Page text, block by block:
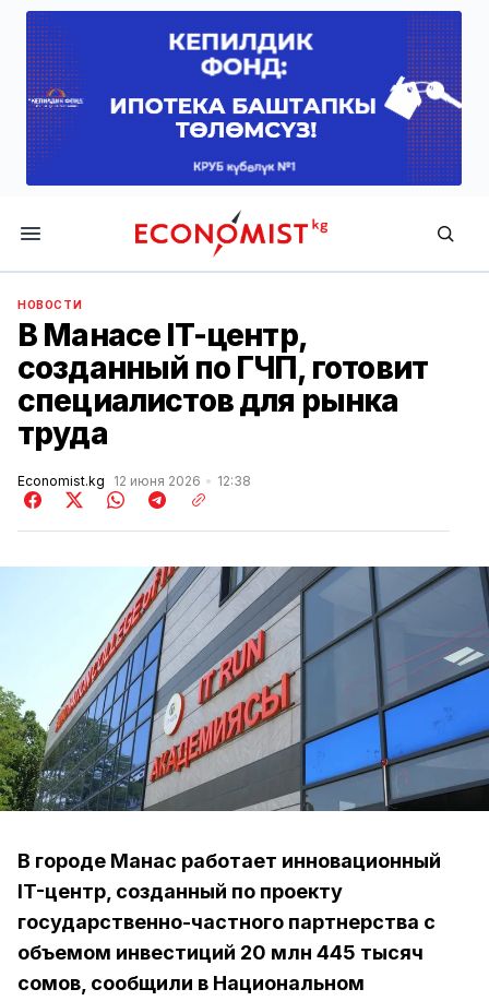
Economist.kg
НОВОСТИ
В Манасе IT-центр,
созданный по ГЧП, готовит
специалистов для рынка
труда
Economist.kg 12 июня 2026 12:38
В городе Манас работает инновационный
IT-центр, созданный по проекту
государственно-частного партнерства с
объемом инвестиций 20 млн 445 тысяч
сомов, сообщили в Национальном